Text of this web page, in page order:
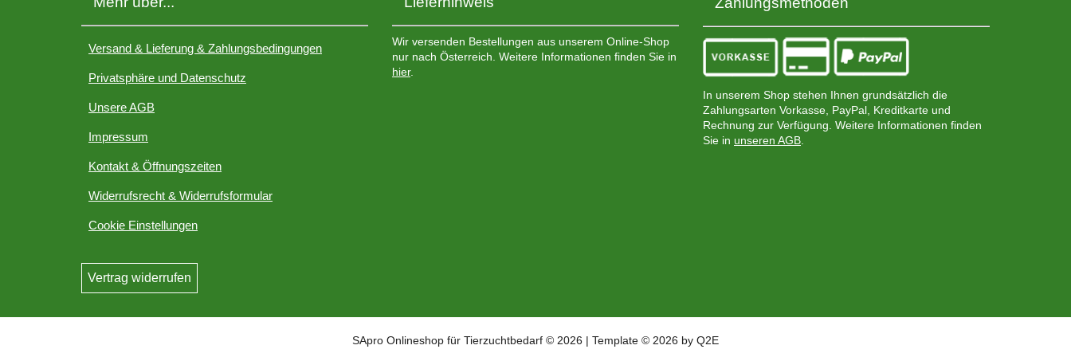
Versand & Lieferung & Zahlungsbedingungen
Privatsphäre und Datenschutz
Unsere AGB
Impressum
Kontakt & Öffnungszeiten
Widerrufsrecht & Widerrufsformular
Cookie Einstellungen
Vertrag widerrufen
Wir versenden Bestellungen aus unserem Online-Shop
nur nach Österreich. Weitere Informationen finden Sie in
hier.
In unserem Shop stehen Ihnen grundsätzlich die
Zahlungsarten Vorkasse, PayPal, Kreditkarte und
Rechnung zur Verfügung. Weitere Informationen finden
Sie in unseren AGB
SApro Onlineshop für Tierzuchtbedarf © 2026 | Template © 2026 by Q2E